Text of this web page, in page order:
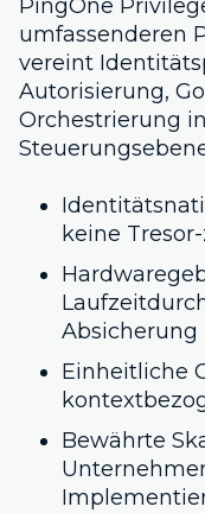
PingOne
umfassenderen
vereint
Autorisierung,
Orchestrierung
keine
Absicherung
Einheitliche
Bewährte